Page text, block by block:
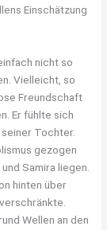
Einschätzung
nicht so
Vielleicht, so
Freundschaft
Er fühlte sich
Tochter.
gezogen
Samira liegen.
hinten über
Wellen an den